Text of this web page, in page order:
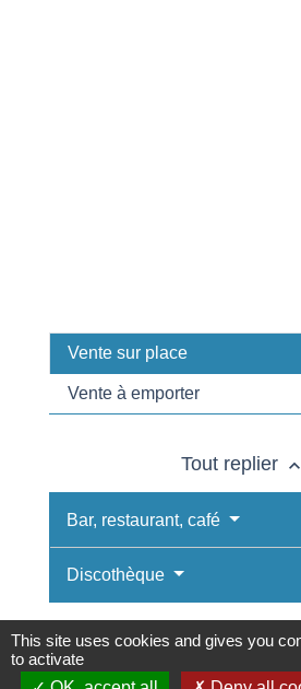
Vente sur place
Vente à emporter
Tout replier keyboard_arrow_up
Bar, restaurant, café
Discothèque
This site uses cookies and gives you
to activate